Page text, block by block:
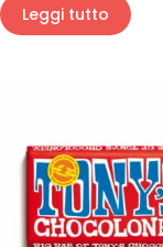
Leggi tutto